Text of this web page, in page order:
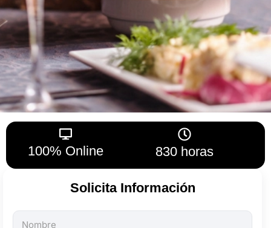
100% Online 830 horas
Solicita Información
Todos